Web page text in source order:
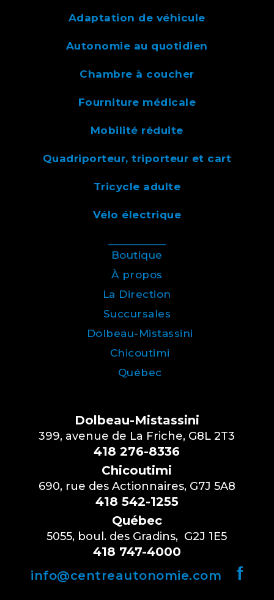
Adaptation de véhicule
Autonomie au quotidien
Chambre à coucher
Fourniture médicale
Mobilité réduite
Quadriporteur, triporteur et cart
Tricycle adulte
Vélo électrique
Boutique
À propos
La Direction
Succursales
Dolbeau-Mistassini
Chicoutimi
Québec
Dolbeau-Mistassini
399, avenue de La Friche, G8L 2T3
418 276-8336
Chicoutimi
690, rue des Actionnaires, G7J 5A8
418 542-1255
Québec
5055, boul. des Gradins, G2J 1E5
418 747-4000
info@centreautonomie.com
f